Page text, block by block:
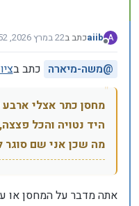
A
מנותק
aiibכתב ב22 במרץ 2026, 17:52
נערך לאחרונה על ידי
@משה-מיארה כתב ב
מחסן כתר אצלי
היד נטויה והכל פצצה,
מה שכן אני שם סוגר
אתה מדבר על המחסן או